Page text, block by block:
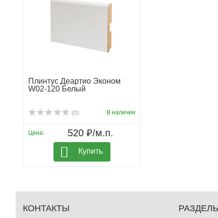
Плинтус Деартио Эконом
W02-120 Белый
(0) В наличии
Цена: 520 ₽/м.п.
Купить
КОНТАКТЫ